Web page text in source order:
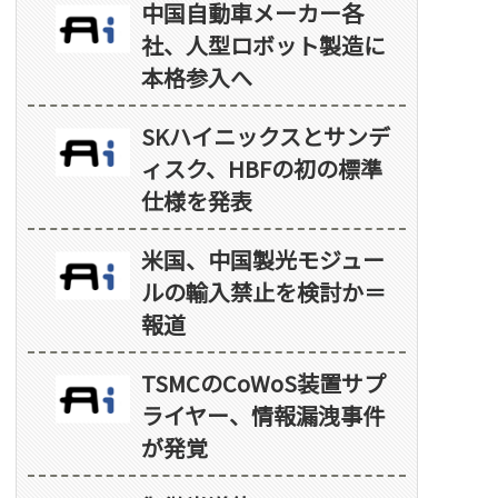
中国自動車メーカー各
社、人型ロボット製造に
本格参入へ
SKハイニックスとサンデ
ィスク、HBFの初の標準
仕様を発表
米国、中国製光モジュー
ルの輸入禁止を検討か＝
報道
TSMCのCoWoS装置サプ
ライヤー、情報漏洩事件
が発覚